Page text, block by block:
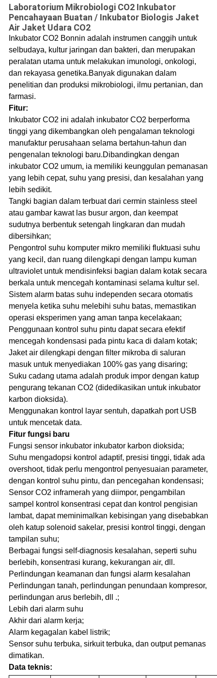
Laboratorium Mikrobiologi CO2 Inkubator
Pencahayaan Buatan / Inkubator Biologis Jaket
Air Jaket Udara CO2
Inkubator CO2 Bonnin adalah instrumen canggih untuk
sel budaya, kultur jaringan dan bakteri, dan merupakan
peralatan utama untuk melakukan imunologi, onkologi,
dan rekayasa genetika.Banyak digunakan dalam
penelitian dan produksi mikrobiologi, ilmu pertanian, dan
farmasi.
Fitur:
Inkubator CO2 ini adalah inkubator CO2 berperforma
tinggi yang dikembangkan oleh pengalaman teknologi
manufaktur perusahaan selama bertahun-tahun dan
pengenalan teknologi baru.Dibandingkan dengan
inkubator CO2 umum, ia memiliki keunggulan pemanasan
yang lebih cepat, suhu yang presisi, dan kesalahan yang
lebih sedikit.
Tangki bagian dalam terbuat dari cermin stainless steel
atau gambar kawat las busur argon, dan keempat
sudutnya berbentuk setengah lingkaran dan mudah
dibersihkan;
Pengontrol suhu komputer mikro memiliki fluktuasi suhu
yang kecil, dan ruang dilengkapi dengan lampu kuman
ultraviolet untuk mendisinfeksi bagian dalam kotak secara
berkala untuk mencegah kontaminasi selama kultur sel.
Sistem alarm batas suhu independen secara otomatis
menyela ketika suhu melebihi suhu batas, memastikan
operasi eksperimen yang aman tanpa kecelakaan;
Penggunaan kontrol suhu pintu dapat secara efektif
mencegah kondensasi pada pintu kaca di dalam kotak;
Jaket air dilengkapi dengan filter mikroba di saluran
masuk untuk menyediakan 100% gas yang disaring;
Suku cadang utama adalah produk impor dengan katup
pengurang tekanan CO2 (didedikasikan untuk inkubator
karbon dioksida).
Menggunakan kontrol layar sentuh, dapatkah port USB
untuk mencetak data.
Fitur fungsi baru
Fungsi sensor inkubator inkubator karbon dioksida;
Suhu mengadopsi kontrol adaptif, presisi tinggi, tidak ada
overshoot, tidak perlu mengontrol penyesuaian parameter,
dengan kontrol suhu pintu, dan pencegahan kondensasi;
Sensor CO2 inframerah yang diimpor, pengambilan
sampel kontrol konsentrasi cepat dan kontrol pengisian
lambat, dapat meminimalkan kebisingan yang disebabkan
oleh katup solenoid sakelar, presisi kontrol tinggi, dengan
tampilan suhu;
Berbagai fungsi self-diagnosis kesalahan, seperti suhu
berlebih, konsentrasi kurang, kekurangan air, dll.
Perlindungan keamanan dan fungsi alarm kesalahan
Perlindungan tanah, perlindungan penundaan kompresor,
perlindungan arus berlebih, dll .;
Lebih dari alarm suhu
Akhir dari alarm kerja;
Alarm kegagalan kabel listrik;
Sensor suhu terbuka, sirkuit terbuka, dan output pemanas
dimatikan.
Data teknis: